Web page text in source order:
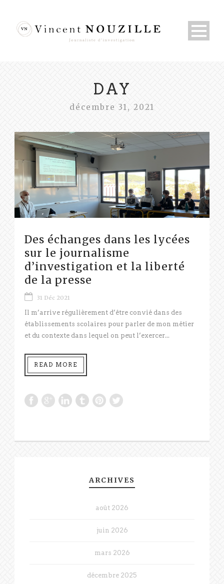
DAY
décembre 31, 2021
Des échanges dans les lycées
sur le journalisme
d’investigation et la liberté
de la presse
31 Déc 2021
Il m’arrive régulièrement d’être convié dans des
établissements scolaires pour parler de mon métier
et du contexte dans lequel on peut l’exercer...
READ MORE
ARCHIVES
août 2026
juin 2026
mars 2026
décembre 2025